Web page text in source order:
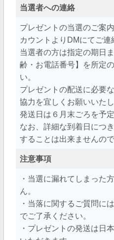
当選者への連絡
プレゼントの当選のご案
カウントよりDMにてご連
当選者の方は指定の期日
齢・お電話番号】を所定
い。
プレゼントの配送に必要
協力を宜しくお願いいたし
発送日は６月末ごろを予
なお、詳細な到着日につ
することは出来ませんの
注意事項
・当選に漏れてしまった
ん。
・当落に関するご質問に
でご了承ください。
・プレゼントの発送は日